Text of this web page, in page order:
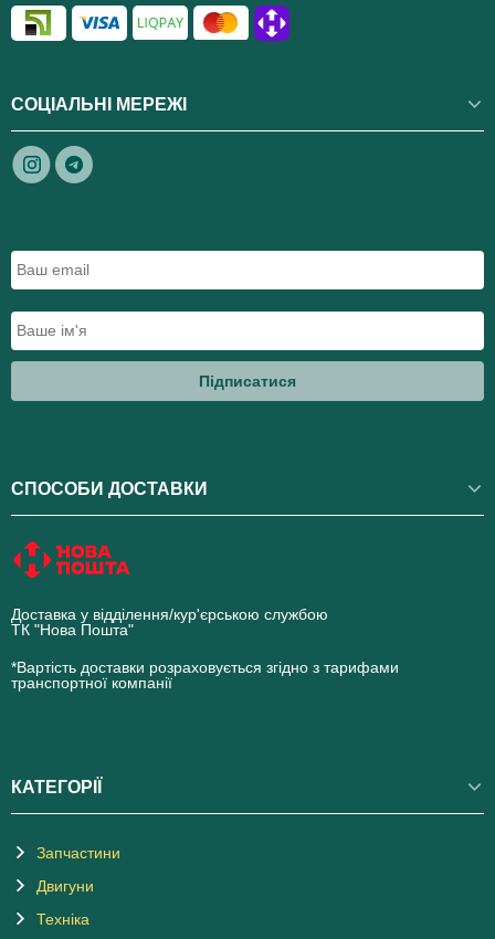
СОЦІАЛЬНІ МЕРЕЖІ
Підписатися
СПОСОБИ ДОСТАВКИ
Доставка у відділення/кур'єрською службою
ТК "Нова Пошта"
*Вартість доставки розраховується згідно з тарифами
транспортної компанії
КАТЕГОРІЇ
Запчастини
Двигуни
Техніка